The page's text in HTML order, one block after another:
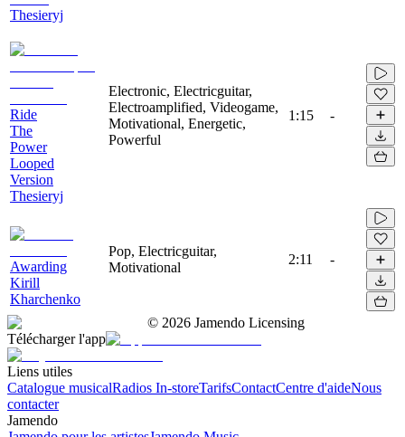
Thesieryj
Ride
The
Power
Looped
Version
Thesieryj
Electronic, Electricguitar,
Electroamplified, Videogame,
Motivational, Energetic,
Powerful
1:15 -
Awarding
Kirill
Kharchenko
Pop, Electricguitar,
Motivational
2:11 -
© 2026 Jamendo Licensing
Télécharger l'app
Liens utiles
Catalogue musicalRadios In-storeTarifsContactCentre d'aideNous
contacter
Jamendo